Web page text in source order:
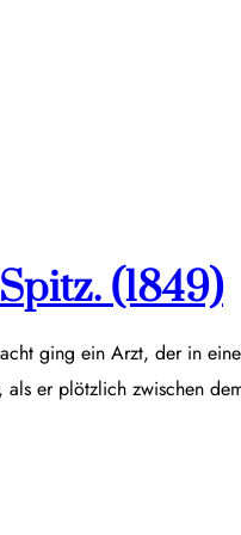
(1849)
ging ein Arzt, der in
als er plötzlich zwischen